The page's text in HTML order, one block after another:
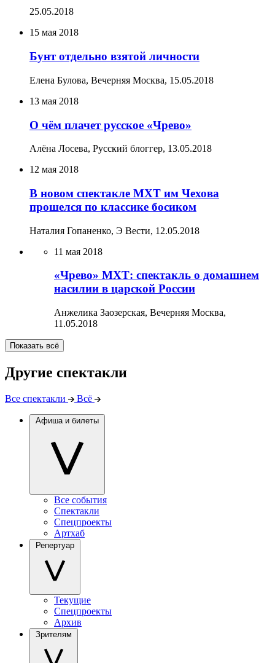
25.05.2018
15 мая 2018
Бунт отдельно взятой личности
Елена Булова, Вечерняя Москва, 15.05.2018
13 мая 2018
О чём плачет русское «Чрево»
Алёна Лосева, Русский блоггер, 13.05.2018
12 мая 2018
В новом спектакле МХТ им Чехова
прошелся по классике босиком
Наталия Гопаненко, Э Вести, 12.05.2018
11 мая 2018
«Чрево» МХТ: спектакль о домашнем
насилии в царской России
Анжелика Заозерская, Вечерняя Москва,
11.05.2018
Показать всё
Другие спектакли
Все спектакли Всё
Афиша и билеты
Все события
Спектакли
Спецпроекты
Артхаб
Репертуар
Текущие
Спецпроекты
Архив
Зрителям